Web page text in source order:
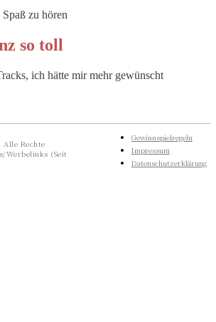
zu hören
so toll
ich hätte mir mehr gewünscht
Alle Rechte
Werbelinks (Seit
Gewinnspielregeln
Impressum
Datenschutzerklärung